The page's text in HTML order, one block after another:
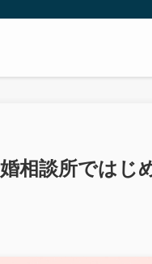
相談所ではじ